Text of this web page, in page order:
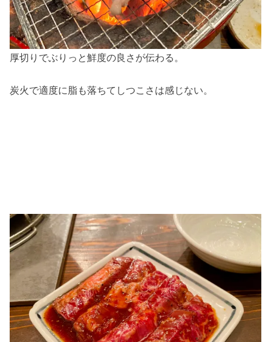
厚切りでぶりっと鮮度の良さが伝わる。
炭火で適度に脂も落ちてしつこさは感じない。